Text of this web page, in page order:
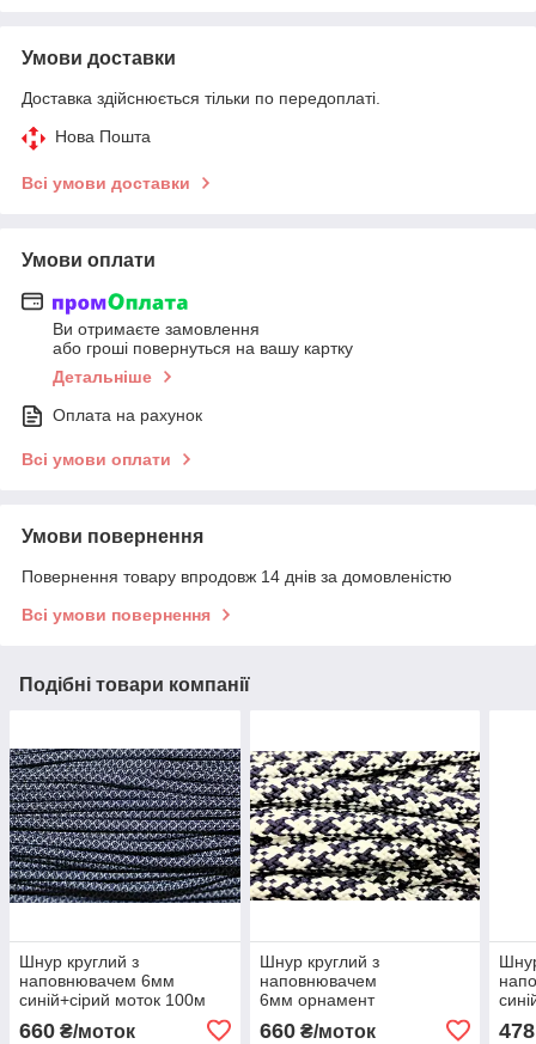
Умови доставки
Доставка здійснюється тільки по передоплаті.
Нова Пошта
Всі умови доставки
Умови оплати
Ви отримаєте замовлення
або гроші повернуться на вашу картку
Детальніше
Оплата на рахунок
Всі умови оплати
Умови повернення
Повернення товару впродовж 14 днів за домовленістю
Всі умови повернення
Подібні товари компанії
Шнур круглий з
наповнювачем 6мм
синій+сірий моток 100м
660 ₴/моток
Шнур круглий з
наповнювачем
6мм орнамент
синій+білий моток 100м
660₴/моток 478